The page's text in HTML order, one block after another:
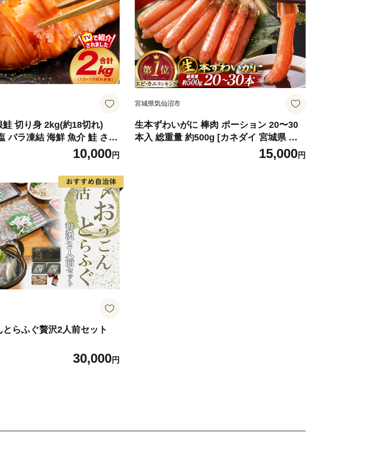
鮭 切り身 2kg(約18切れ)
バラ凍結 海鮮 魚介 鮭 さけ
朝食 おかず 簡単調理 家計
10,000円
宮城県気仙沼市
生本ずわいがに 棒肉 ポーション 20〜30
本入 総重量 約500g [カネダイ 宮城県 気
仙沼市 20564322] むき身 カニ かに 生 ず
わいがに ズワイガニ ずわい蟹 ズワイ蟹
15,000円
らふぐ贅沢2人前セット
30,000円